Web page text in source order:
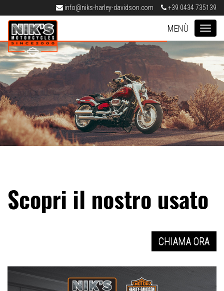
info@niks-harley-davidson.com +39 0434 735139
Nik's Harley-Davidson Pordenone
Scopri il nostro usato
CHIAMA ORA